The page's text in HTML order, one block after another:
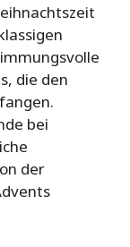
die den
bei
der